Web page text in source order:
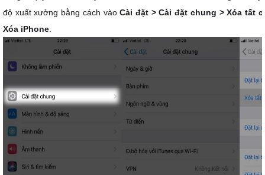
độ xuất xưởng bằng cách vàoCài đặt > Cài đặt chung > Xóa tất
Xóa iPhone